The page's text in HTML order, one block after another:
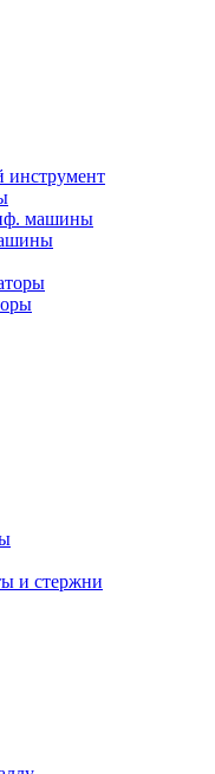
машины
и стержни